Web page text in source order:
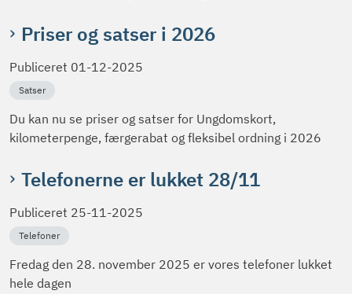
Priser og satser i 2026
Publiceret 01-12-2025
Satser
Du kan nu se priser og satser for Ungdomskort,
kilometerpenge, færgerabat og fleksibel ordning i 2026
Telefonerne er lukket 28/11
Publiceret 25-11-2025
Telefoner
Fredag den 28. november 2025 er vores telefoner lukket
hele dagen